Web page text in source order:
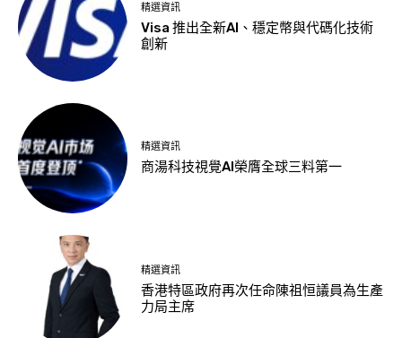
精選資訊
Visa 推出全新AI、穩定幣與代碼化技術
創新
精選資訊
商湯科技視覺AI榮膺全球三料第一
精選資訊
香港特區政府再次任命陳祖恒議員為生產
力局主席